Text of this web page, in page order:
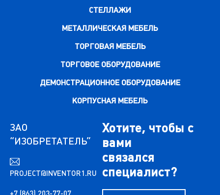
СТЕЛЛАЖИ
МЕТАЛЛИЧЕСКАЯ МЕБЕЛЬ
ТОРГОВАЯ МЕБЕЛЬ
ТОРГОВОЕ ОБОРУДОВАНИЕ
ДЕМОНСТРАЦИОННОЕ ОБОРУДОВАНИЕ
КОРПУСНАЯ МЕБЕЛЬ
ЗАО
“ИЗОБРЕТАТЕЛЬ”
PROJECT@INVENTOR1.RU
+7 (863) 203-77-07
Хотите, чтобы с
вами
связался
специалист?